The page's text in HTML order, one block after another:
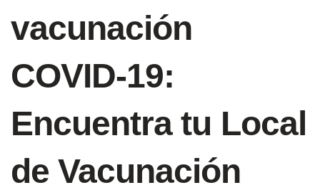
vacunación
COVID-19:
Encuentra tu Local
de Vacunación